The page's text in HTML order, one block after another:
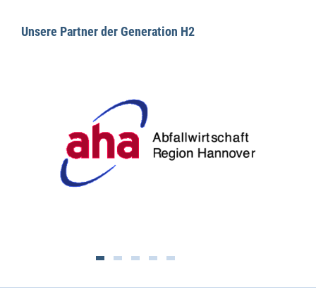
Unsere Partner der Generation H2